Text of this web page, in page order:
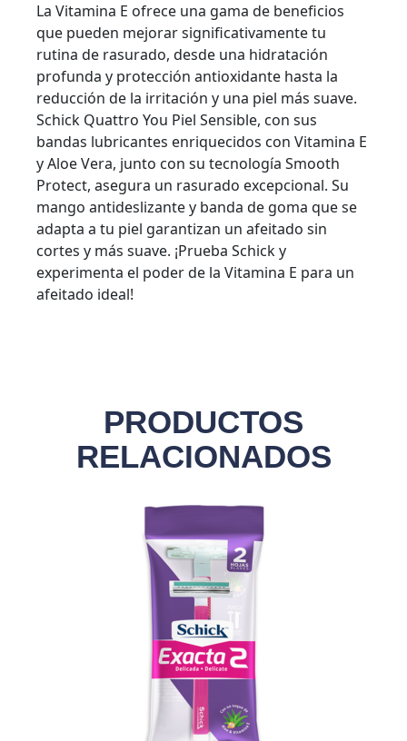
La Vitamina E ofrece una gama de beneficios
que pueden mejorar significativamente tu
rutina de rasurado, desde una hidratación
profunda y protección antioxidante hasta la
reducción de la irritación y una piel más suave.
Schick Quattro You Piel Sensible, con sus
bandas lubricantes enriquecidos con Vitamina E
y Aloe Vera, junto con su tecnología Smooth
Protect, asegura un rasurado excepcional. Su
mango antideslizante y banda de goma que se
adapta a tu piel garantizan un afeitado sin
cortes y más suave. ¡Prueba Schick y
experimenta el poder de la Vitamina E para un
afeitado ideal!
PRODUCTOS
RELACIONADOS